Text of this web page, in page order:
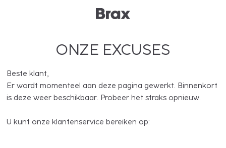
ONZE EXCUSES
Beste klant,
Er wordt momenteel aan deze pagina gewerkt. Binnenkort
is deze weer beschikbaar. Probeer het straks opnieuw.
U kunt onze klantenservice bereiken op: